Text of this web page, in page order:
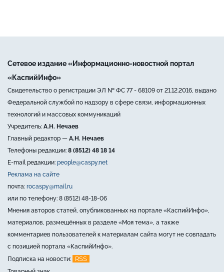
Сетевое издание «Информационно-новостной портал
«КаспийИнфо»
Свидетельство о регистрации ЭЛ № ФС 77 - 68109 от 21.12.2016, выдано
Федеральной службой по надзору в сфере связи, информационных
технологий и массовых коммуникаций
Учредитель: А.Н. Нечаев
Главный редактор — А.Н. Нечаев
Телефоны редакции: 8 (8512) 48 18 14
E-mail редакции: people@caspy.net
Реклама на сайте
почта: rocaspy@mail.ru
или по телефону: 8 (8512) 48-18-06
Мнения авторов статей, опубликованных на портале «КаспийИнфо»,
материалов, размещённых в разделе «Моя тема», а также
комментариев пользователей к материалам сайта могут не совпадать
с позицией портала «КаспийИнфо».
Подписка на новости:
RSS